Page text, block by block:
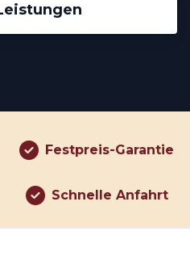
Festpreis-Garantie
Schnelle Anfahrt